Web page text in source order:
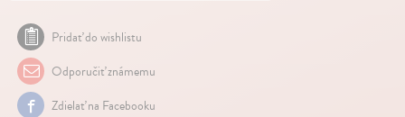
Pridať do wishlistu
Odporučiť známemu
Zdielať na Facebooku